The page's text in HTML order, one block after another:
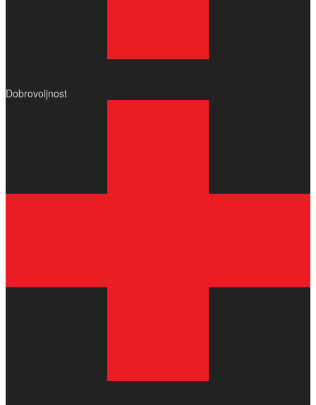
Dobrovoljnost